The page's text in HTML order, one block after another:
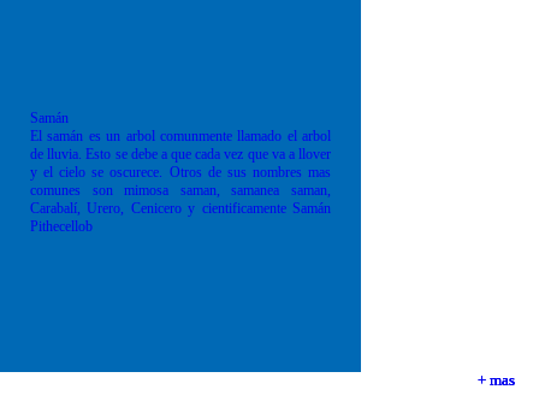
+ mas
+ mas
+ mas
Samán
El samán es un arbol comunmente llamado el arbol
de lluvia. Esto se debe a que cada vez que va a llover
y el cielo se oscurece. Otros de sus nombres mas
comunes son mimosa saman, samanea saman,
Carabalí, Urero, Cenicero y cientificamente Samán
Pithecellob
+ mas